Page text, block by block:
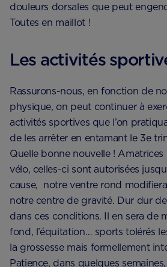
douleurs dorsales que peut
Toutes en maillot !
Les activités
Rassurons-nous, en fonction de
physique, on peut continuer à
activités sportives que l’on
de les arrêter en entamant le 3e
Quelle bonne nouvelle !
vélo, celles-ci sont autorisées
cause, notre ventre rond
notre centre de gravité. Dur dur
dans ces conditions. Il en sera de
fond, l’équitation… sports tolérés
la grossesse mais formellement
Patience, dans quelques